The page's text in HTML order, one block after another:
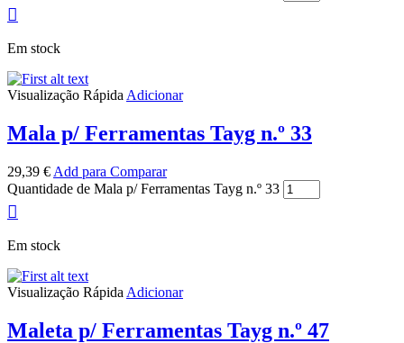
Em stock
Visualização Rápida Adicionar
Mala p/ Ferramentas Tayg n.º 33
29,39 € Add para Comparar
Quantidade de Mala p/ Ferramentas Tayg n.º 33
Em stock
Visualização Rápida Adicionar
Maleta p/ Ferramentas Tayg n.º 47